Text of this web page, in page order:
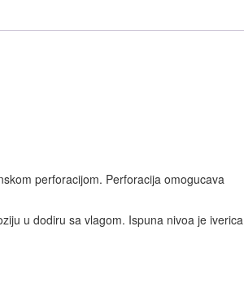
perforacijom. Perforacija omogucava
u dodiru sa vlagom. Ispuna nivoa je iverica